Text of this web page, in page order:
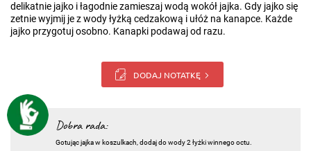
delikatnie jajko i łagodnie zamieszaj wodą wokół jajka. Gdy jajko się
zetnie wyjmij je z wody łyżką cedzakową i ułóż na kanapce. Każde
jajko przygotuj osobno. Kanapki podawaj od razu.
DODAJ NOTATKĘ
Dobra rada:
Gotując jajka w koszulkach, dodaj do wody 2 łyżki winnego octu.